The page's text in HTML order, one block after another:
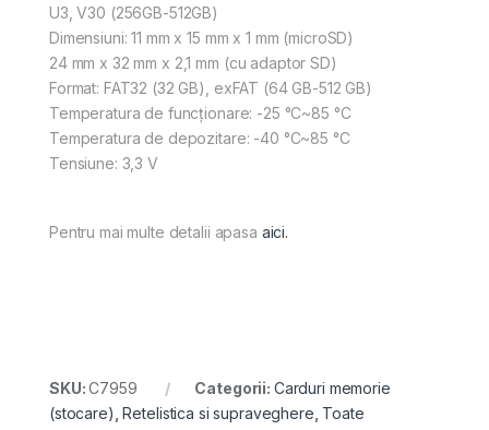
U3, V30 (256GB-512GB)
Dimensiuni: 11 mm x 15 mm x 1 mm (microSD)
24 mm x 32 mm x 2,1 mm (cu adaptor SD)
Format: FAT32 (32 GB), exFAT (64 GB-512 GB)
Temperatura de funcționare: -25 °C~85 °C
Temperatura de depozitare: -40 °C~85 °C
Tensiune: 3,3 V
Pentru mai multe detalii apasa aici.
SKU:C7959 Categorii: Carduri memorie
(stocare) ,Retelistica si supraveghere Toate